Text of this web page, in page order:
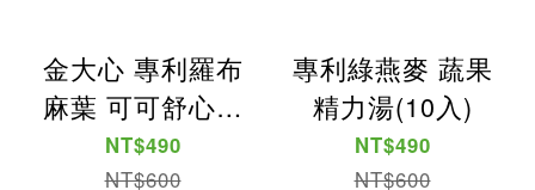
金大心 專利羅布
麻葉 可可舒心飲
(10入)
NT$490
NT$600
專利綠燕麥 蔬果
精力湯(10入)
NT$490
NT$600